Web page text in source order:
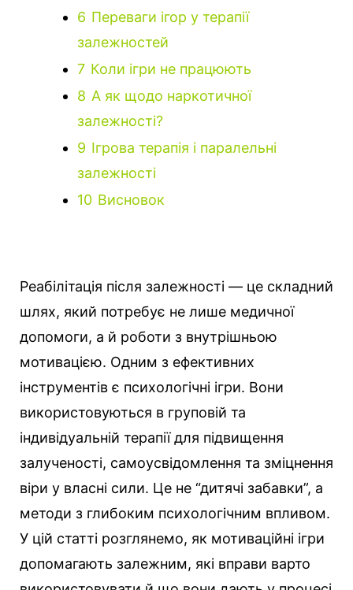
6 Переваги ігор у терапії
залежностей
7 Коли ігри не працюють
8 А як щодо наркотичної
залежності?
9 Ігрова терапія і паралельні
залежності
10 Висновок
Реабілітація після залежності — це складний
шлях, який потребує не лише медичної
допомоги, а й роботи з внутрішньою
мотивацією. Одним з ефективних
інструментів є психологічні ігри. Вони
використовуються в груповій та
індивідуальній терапії для підвищення
залученості, самоусвідомлення та зміцнення
віри у власні сили. Це не “дитячі забавки”, а
методи з глибоким психологічним впливом.
У цій статті розглянемо, як мотиваційні ігри
допомагають залежним, які вправи варто